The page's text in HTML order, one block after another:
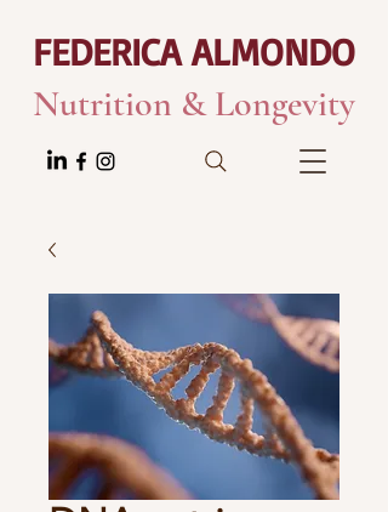
FEDERICA ALMONDO
Nutrition & Longevity